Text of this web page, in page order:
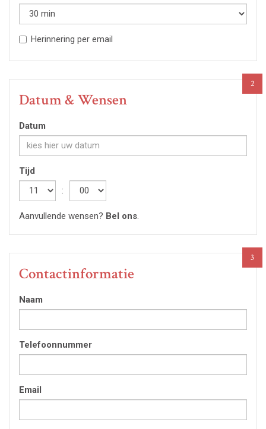
Herinnering per email
2
Datum & Wensen
Datum
Tijd
Hour
:
Aanvullende wensen? Bel ons
3
Contactinformatie
Naam
Telefoonnummer
Email